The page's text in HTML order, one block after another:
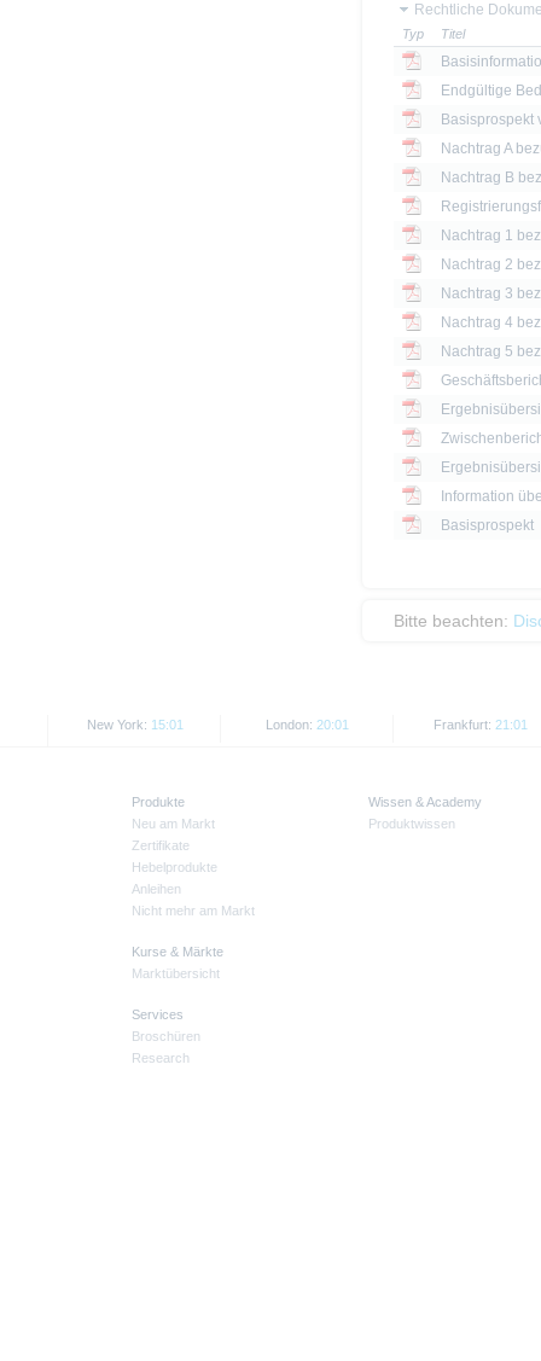
Rechtliche
Typ Titel
Endgültige
Basisprospekt
Nachtrag 1
Nachtrag 2
Nachtrag 3
Nachtrag 4
Nachtrag 5
Information
Basisprospekt
Bitte beachten:
New York: 15:01 London: 20:01 Frankfurt: 21:01
Produkte
Neu am Markt
Zertifikate
Hebelprodukte
Anleihen
Nicht mehr am Markt
Kurse & Märkte
Marktübersicht
Services
Broschüren
Research
Wissen & Academy
Produktwissen